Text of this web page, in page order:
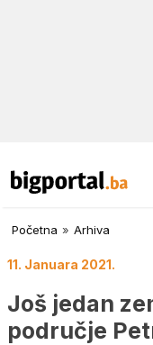
Početna » Arhiva
11. Januara 2021.
Još jedan
područje